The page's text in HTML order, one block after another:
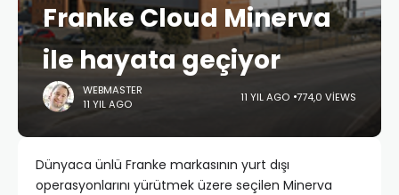
Franke Cloud Minerva
ile hayata geçiyor
WEBMASTER
11 YIL AGO
11 YIL AGO 774,0 VIEWS
Dünyaca ünlü Franke markasının yurt dışı
operasyonlarını yürütmek üzere seçilen Minerva